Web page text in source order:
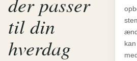
til din
hverdag